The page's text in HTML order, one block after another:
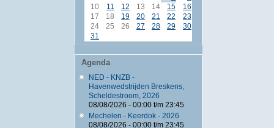
10
11 12 13 14 15
16
17
18 19 20 21 22
23
24
25 26 27 28 29
30
31
Agenda
NED - KNZB -
Havenwedstrijden Breskens,
Scheldestroom, 2026
08/08/2026 - 00:00t/m 23:45
Mechelen - Keerdok - 2026
08/08/2026 - 00:00t/m 23:45